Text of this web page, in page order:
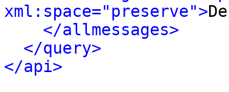
xml:space="preserve">
</allmessages>
</query>
</api>